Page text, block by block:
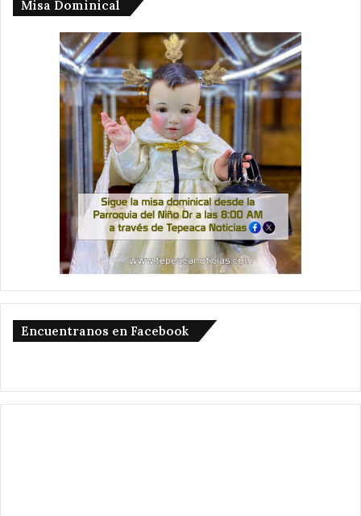
Misa Dominical
Encuentranos en Facebook